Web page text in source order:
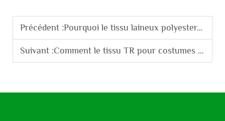
Précédent :Pourquoi le tissu laineux polyester-viscose est-il privilégié pour les costumes formels masculins ?
Suivant :Comment le tissu TR pour costumes se comporte-t-il en termes de résistance aux plis et de tombé ?